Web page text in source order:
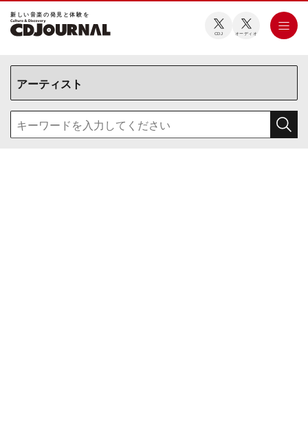
新しい⾳楽の発⾒と体験を
CDJ オーディオ